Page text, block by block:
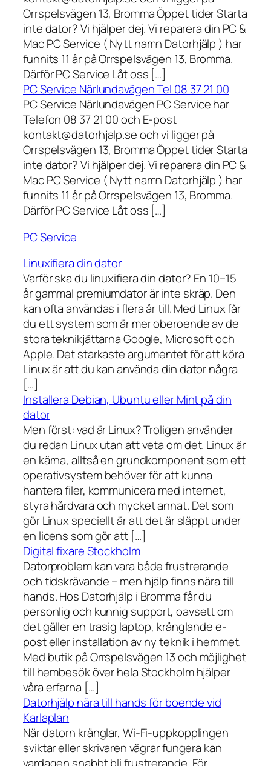
Orrspelsvägen 13, Bromma Öppet tider Starta
inte dator? Vi hjälper dej. Vi reparera din PC &
Mac PC Service ( Nytt namn Datorhjälp ) har
funnits 11 år på Orrspelsvägen 13, Bromma.
Därför PC Service Låt oss […]
PC Service Närlundavägen Tel 08 37 21 00
PC Service Närlundavägen PC Service har
Telefon 08 37 21 00 och E-post
kontakt@datorhjalp.se och vi ligger på
Orrspelsvägen 13, Bromma Öppet tider Starta
inte dator? Vi hjälper dej. Vi reparera din PC &
Mac PC Service ( Nytt namn Datorhjälp ) har
funnits 11 år på Orrspelsvägen 13, Bromma.
Därför PC Service Låt oss […]
PC Service
Linuxifiera din dator
Varför ska du linuxifiera din dator? En 10–15
år gammal premiumdator är inte skräp. Den
kan ofta användas i flera år till. Med Linux får
du ett system som är mer oberoende av de
stora teknikjättarna Google, Microsoft och
Apple. Det starkaste argumentet för att köra
Linux är att du kan använda din dator några
[…]
Installera Debian, Ubuntu eller Mint på din
dator
Men först: vad är Linux? Troligen använder
du redan Linux utan att veta om det. Linux är
en kärna, alltså en grundkomponent som ett
operativsystem behöver för att kunna
hantera filer, kommunicera med internet,
styra hårdvara och mycket annat. Det som
gör Linux speciellt är att det är släppt under
en licens som gör att […]
Digital fixare Stockholm
Datorproblem kan vara både frustrerande
och tidskrävande – men hjälp finns nära till
hands. Hos Datorhjälp i Bromma får du
personlig och kunnig support, oavsett om
det gäller en trasig laptop, krånglande e-
post eller installation av ny teknik i hemmet.
Med butik på Orrspelsvägen 13 och möjlighet
till hembesök över hela Stockholm hjälper
våra erfarna […]
Datorhjälp nära till hands för boende vid
Karlaplan
När datorn krånglar, Wi-Fi-uppkopplingen
sviktar eller skrivaren vägrar fungera kan